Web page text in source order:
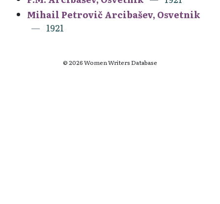
Mihail Petrovič Arcibašev, Osvetnik
1921
© 2026 Women Writers Database